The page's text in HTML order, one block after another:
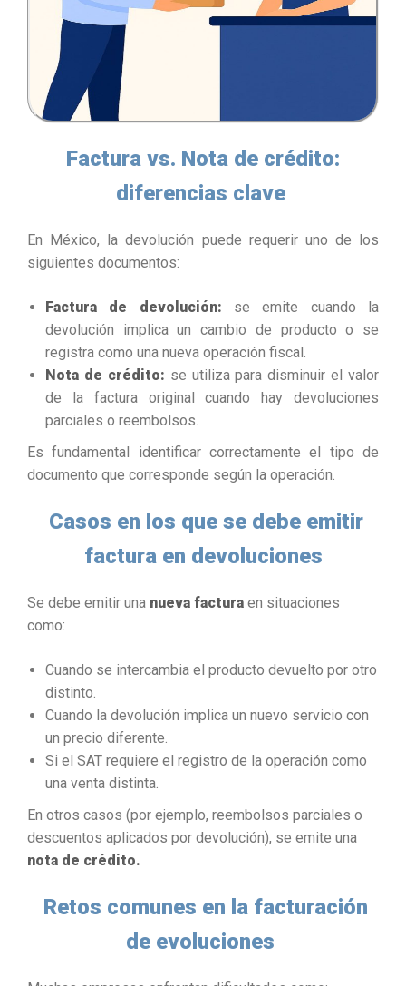
Factura vs. Nota de crédito:
diferencias clave
En México, la devolución puede requerir uno de los
siguientes documentos:
Factura de devolución: se emite cuando la
devolución implica un cambio de producto o se
registra como una nueva operación fiscal.
Nota de crédito: se utiliza para disminuir el valor
de la factura original cuando hay devoluciones
parciales o reembolsos.
Es fundamental identificar correctamente el tipo de
documento que corresponde según la operación.
Casos en los que se debe emitir
factura en devoluciones
Se debe emitir una nueva factura en situaciones
como:
Cuando se intercambia el producto devuelto por otro
distinto.
Cuando la devolución implica un nuevo servicio con
un precio diferente.
Si el SAT requiere el registro de la operación como
una venta distinta.
En otros casos (por ejemplo, reembolsos parciales o
descuentos aplicados por devolución), se emite una
nota de crédito.
Retos comunes en la facturación
de evoluciones